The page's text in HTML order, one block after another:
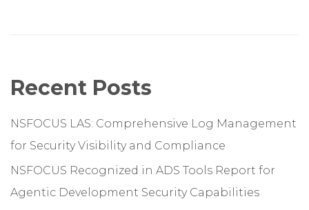
Recent Posts
NSFOCUS LAS: Comprehensive Log Management
for Security Visibility and Compliance
NSFOCUS Recognized in ADS Tools Report for
Agentic Development Security Capabilities